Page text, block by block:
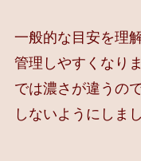
一般的な目安を理
管理しやすくなり
では濃さが違うの
しないようにしま